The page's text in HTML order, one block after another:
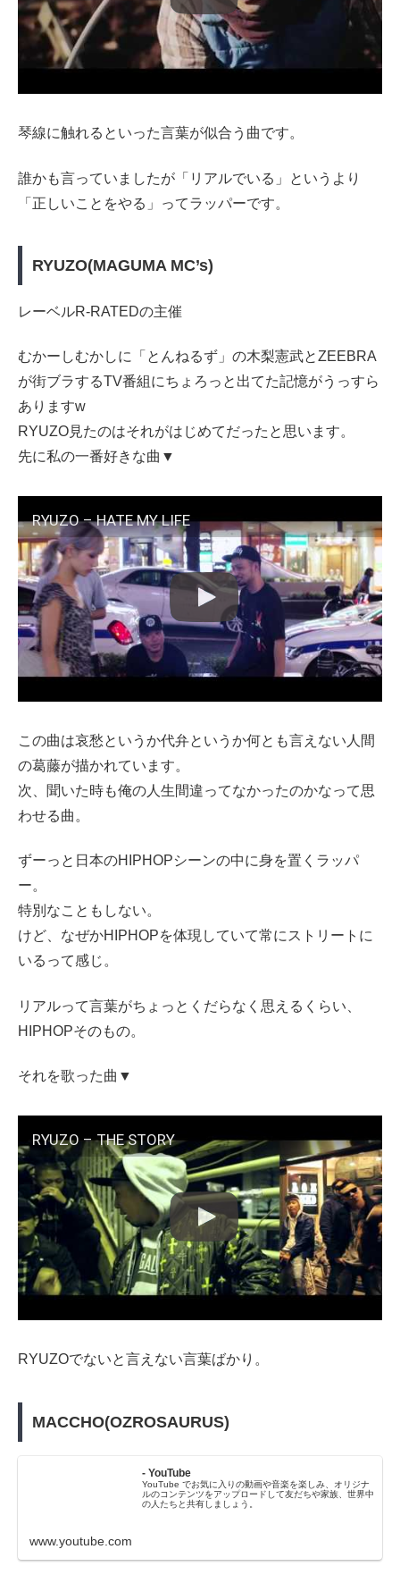
琴線に触れるといった言葉が似合う曲です。
誰かも言っていましたが「リアルでいる」というより
「正しいことをやる」ってラッパーです。
RYUZO(MAGUMA MC’s)
レーベルR-RATEDの主催
むかーしむかしに「とんねるず」の木梨憲武とZEEBRA
が街ブラするTV番組にちょろっと出てた記憶がうっすら
ありますw
RYUZO見たのはそれがはじめてだったと思います。
先に私の一番好きな曲▼
RYUZO – HATE MY LIFE
この曲は哀愁というか代弁というか何とも言えない人間
の葛藤が描かれています。
次、聞いた時も俺の人生間違ってなかったのかなって思
わせる曲。
ずーっと日本のHIPHOPシーンの中に身を置くラッパ
ー。
特別なこともしない。
けど、なぜかHIPHOPを体現していて常にストリートに
いるって感じ。
リアルって言葉がちょっとくだらなく思えるくらい、
HIPHOPそのもの。
それを歌った曲▼
RYUZO – THE STORY
RYUZOでないと言えない言葉ばかり。
MACCHO(OZROSAURUS)
- YouTube
YouTube でお気に入りの動画や音楽を楽しみ、オリジナ
ルのコンテンツをアップロードして友だちや家族、世界中
の人たちと共有しましょう。
www.youtube.com